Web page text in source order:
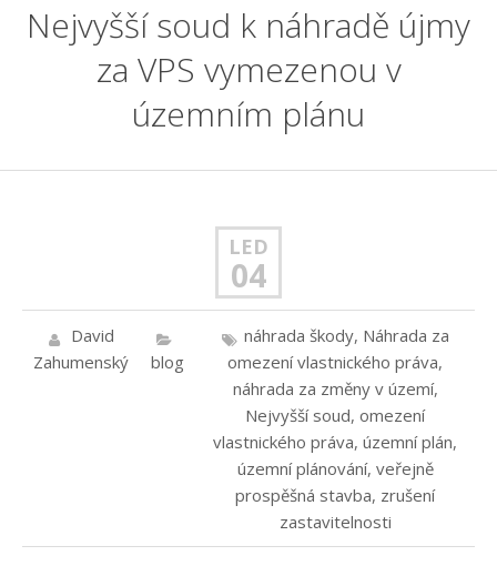
Nejvyšší soud k náhradě újmy
za VPS vymezenou v
územním plánu
LED
04
David
Zahumenský
blog
náhrada škody, Náhrada za
omezení vlastnického práva,
náhrada za změny v území,
Nejvyšší soud, omezení
vlastnického práva, územní plán,
územní plánování, veřejně
prospěšná stavba, zrušení
zastavitelnosti